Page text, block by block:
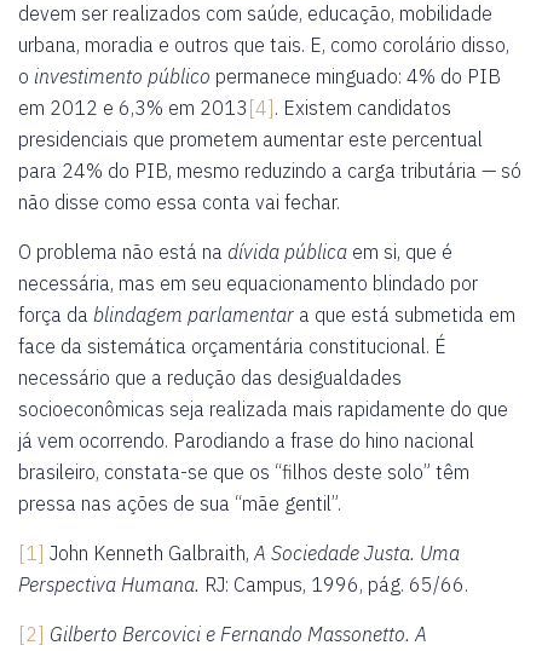
devem ser realizados com saúde, educação, mobilidade
urbana, moradia e outros que tais. E, como corolário disso,
o investimento público permanece minguado: 4% do PIB
em 2012 e 6,3% em 2013 [4] . Existem candidatos
presidenciais que prometem aumentar este percentual
para 24% do PIB, mesmo reduzindo a carga tributária — só
não disse como essa conta vai fechar.
O problema não está na dívida pública em si, que é
necessária, mas em seu equacionamento blindado por
força da blindagem parlamentar a que está submetida em
face da sistemática orçamentária constitucional. É
necessário que a redução das desigualdades
socioeconômicas seja realizada mais rapidamente do que
já vem ocorrendo. Parodiando a frase do hino nacional
brasileiro, constata-se que os “filhos deste solo” têm
pressa nas ações de sua “mãe gentil”.
[1] John Kenneth Galbraith,A Sociedade Justa. Uma
Perspectiva Humana. RJ: Campus, 1996, pág. 65/66.
[2] Gilberto Bercovici e Fernando Massonetto. A